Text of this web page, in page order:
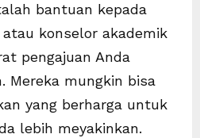
bantuan kepada
konselor akademik
pengajuan Anda
Mereka mungkin bisa
yang berharga untuk
lebih meyakinkan.